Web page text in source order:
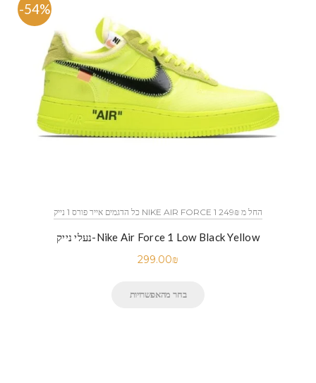
-54%
כל הדגמים אייר פורס 1 נייק NIKE AIR FORCE 1 החל מ 249₪
נעלי נייק-Nike Air Force 1 Low Black Yellow
299.00₪
בחר מהאפשרויות